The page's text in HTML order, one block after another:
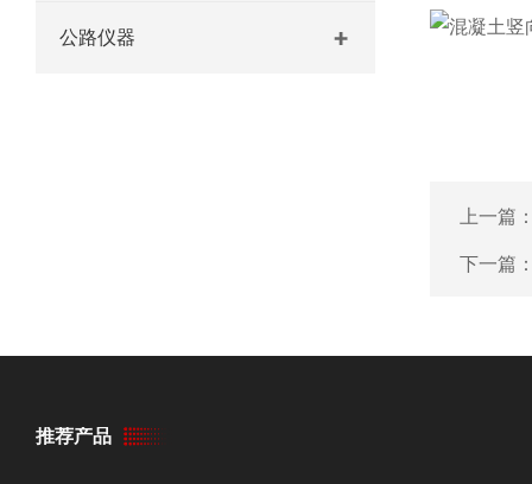
公路仪器
上一篇
下一篇
推荐产品